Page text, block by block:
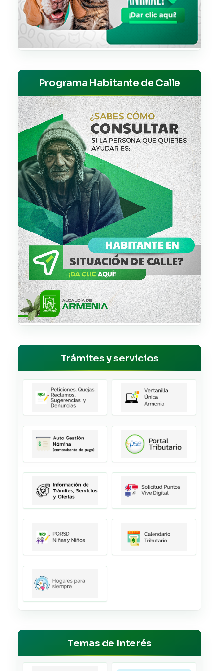
Programa Habitante de Calle
Trámites y servicios
Temas de Interés